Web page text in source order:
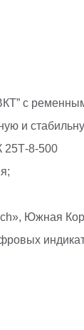
с
и
25Т-8-500
Южная